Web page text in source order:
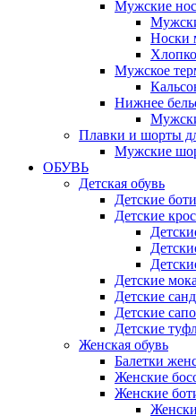
Мужские
Носки
Мужское
Нижнее
Плавки и шорты
Мужские
ОБУВЬ
Детская обувь
Детские
Детские
Детские
Детские
Детские
Детские
Женская обувь
Балетки
Женские
Женские